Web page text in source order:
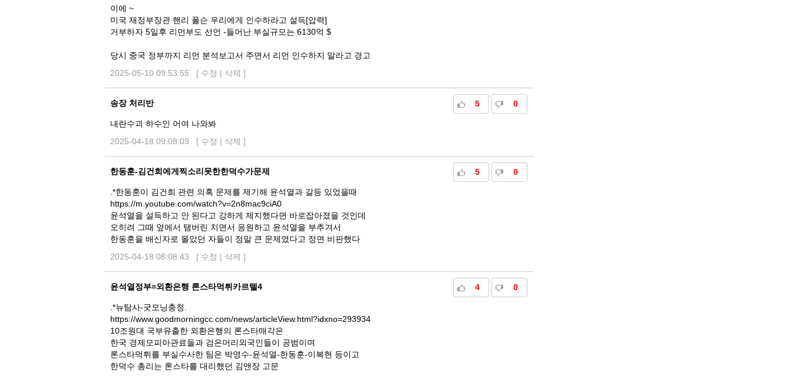
이에 ~
미국 재정부장관 핸리 폴슨 우리에게 인수하라고 설득[압력]
거부하자 5일후 리먼부도 선언 -들어난 부실규모는 6130억 $
당시 중국 정부까지 리먼 분석보고서 주면서 리먼 인수하지 말라고 경고
2025-05-10 09:53:55 [ 수정 | 삭제 ]
5 0
송장 처리반
내란수괴 하수인 어여 나와봐
2025-04-18 09:08:09 [ 수정 | 삭제 ]
5 0
한동훈-김건희에게찍소리못한한덕수가문제
.*한동훈이 김건희 관련 의혹 문제를 제기해 윤석열과 갈등 있었을때
https://m.youtube.com/watch?v=2n8mac9ciA0
윤석열을 설득하고 안 된다고 강하게 제지했다면 바로잡아졌을 것인데
오히려 그때 옆에서 탬버린 치면서 응원하고 윤석열을 부추겨서
한동훈을 배신자로 몰았던 자들이 정말 큰 문제였다고 정면 비판했다
2025-04-18 08:08:43 [ 수정 | 삭제 ]
4 0
윤석열정부=외환은행 론스타먹튀카르텔4
.*뉴탐사-굿모닝충청.
https://www.goodmorningcc.com/news/articleView.html?idxno=293934
10조원대 국부유출한 외환은행의 론스타매각은
한국 경제모피아관료들과 검은머리외국인들이 공범이며
론스타먹튀를 부실수사한 팀은 박영수-윤석열-한동훈-이복현 등이고
한덕수 총리는 론스타를 대리했던 김앤장 고문